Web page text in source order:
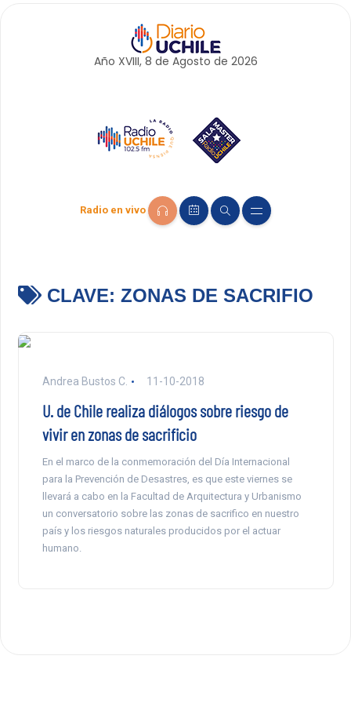
Año XVIII, 8 de Agosto de 2026
Radio en vivo
CLAVE: ZONAS DE SACRIFIO
Andrea Bustos C. 11-10-2018
U. de Chile realiza diálogos sobre riesgo de
vivir en zonas de sacrificio
En el marco de la conmemoración del Día Internacional
para la Prevención de Desastres, es que este viernes se
llevará a cabo en la Facultad de Arquitectura y Urbanismo
un conversatorio sobre las zonas de sacrifico en nuestro
país y los riesgos naturales producidos por el actuar
humano.